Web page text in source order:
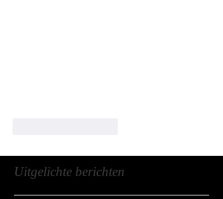
Uitgelichte berichten